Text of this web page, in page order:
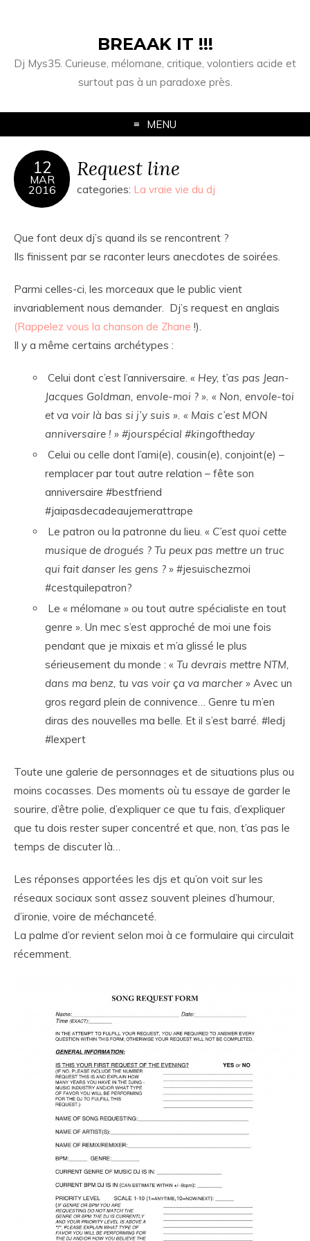
BREAAK IT !!!
Dj Mys35. Curieuse, mélomane, critique, volontiers acide et
surtout pas à un paradoxe près.
MENU
12
MAR
2016
Request line
categories: La vraie vie du dj
Que font deux dj’s quand ils se rencontrent ?
Ils finissent par se raconter leurs anecdotes de soirées.
Parmi celles-ci, les morceaux que le public vient
invariablement nous demander. Dj’s request en anglais
(Rappelez vous la chanson de Zhane !).
Il y a même certains archétypes :
Celui dont c’est l’anniversaire. « Hey, t’as pas Jean-
Jacques Goldman, envole-moi ? ». « Non, envole-toi
et va voir là bas si j’y suis ». « Mais c’est MON
anniversaire ! » #jourspécial #kingoftheday
Celui ou celle dont l’ami(e), cousin(e), conjoint(e) –
remplacer par tout autre relation – fête son
anniversaire #bestfriend
#jaipasdecadeaujemerattrape
Le patron ou la patronne du lieu. « C’est quoi cette
musique de drogués ? Tu peux pas mettre un truc
qui fait danser les gens ? » #jesuischezmoi
#cestquilepatron?
Le « mélomane » ou tout autre spécialiste en tout
genre ». Un mec s’est approché de moi une fois
pendant que je mixais et m’a glissé le plus
sérieusement du monde : « Tu devrais mettre NTM,
dans ma benz, tu vas voir ça va marcher » Avec un
gros regard plein de connivence… Genre tu m’en
diras des nouvelles ma belle. Et il s’est barré. #ledj
#lexpert
Toute une galerie de personnages et de situations plus ou
moins cocasses. Des moments où tu essaye de garder le
sourire, d’être polie, d’expliquer ce que tu fais, d’expliquer
que tu dois rester super concentré et que, non, t’as pas le
temps de discuter là…
Les réponses apportées les djs et qu’on voit sur les
réseaux sociaux sont assez souvent pleines d’humour,
d’ironie, voire de méchanceté.
La palme d’or revient selon moi à ce formulaire qui circulait
récemment.